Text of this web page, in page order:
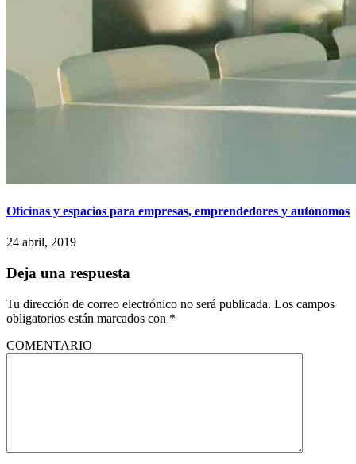
Oficinas y espacios para empresas, emprendedores y autónomos
24 abril, 2019
Deja una respuesta
Tu dirección de correo electrónico no será publicada. Los campos
obligatorios están marcados con *
COMENTARIO